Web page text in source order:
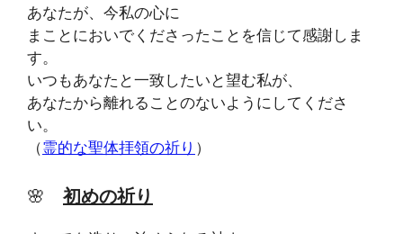
あなたが、今私の心に
まことにおいでくださったことを信じて感謝しま
す。
いつもあなたと一致したいと望む私が、
あなたから離れることのないようにしてくださ
い。
（霊的な聖体拝領の祈り ）
🌸 初めの祈り